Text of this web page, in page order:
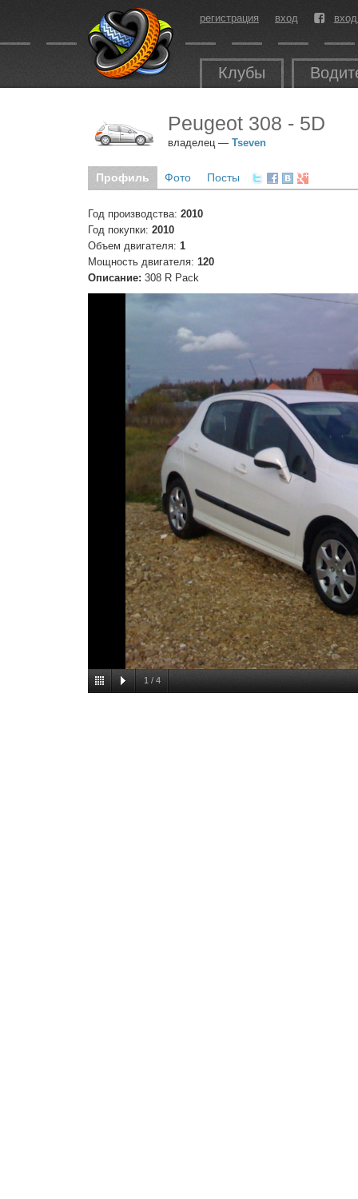
регистрация вход
Клубы
Peugeot 308 - 5D
владелец — Tseven
Профиль Фото Посты
Год производства: 2010
Год покупки: 2010
Объем двигателя: 1
Мощность двигателя: 120
Описание: 308 R Pack
1 / 4